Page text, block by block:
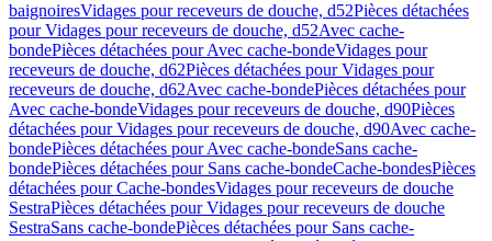
baignoiresVidages pour receveurs de douche, d52Pièces détachées
pour Vidages pour receveurs de douche, d52Avec cache-
bondePièces détachées pour Avec cache-bondeVidages pour
receveurs de douche, d62Pièces détachées pour Vidages pour
receveurs de douche, d62Avec cache-bondePièces détachées pour
Avec cache-bondeVidages pour receveurs de douche, d90Pièces
détachées pour Vidages pour receveurs de douche, d90Avec cache-
bondePièces détachées pour Avec cache-bondeSans cache-
bondePièces détachées pour Sans cache-bondeCache-bondesPièces
détachées pour Cache-bondesVidages pour receveurs de douche
SestraPièces détachées pour Vidages pour receveurs de douche
SestraSans cache-bondePièces détachées pour Sans cache-